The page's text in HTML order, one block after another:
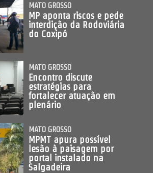
MATO GROSSO
MP aponta riscos e pede
interdição da Rodoviária
do Coxipó
MATO GROSSO
Encontro discute
estratégias para
fortalecer atuação em
plenário
MATO GROSSO
MPMT apura possível
lesão à paisagem por
portal instalado na
Salgadeira